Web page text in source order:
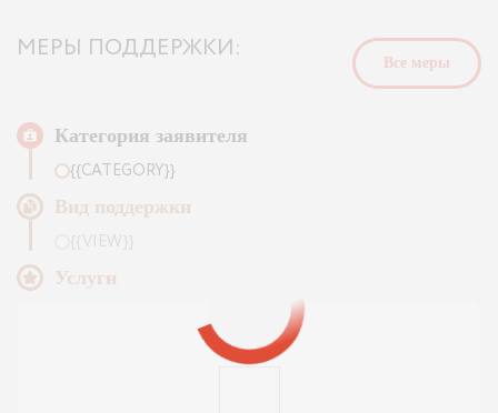
МЕРЫ ПОДДЕРЖКИ: Bсе меры
Категория заявителя
{{CATEGORY}}
Вид поддержки
Услуги